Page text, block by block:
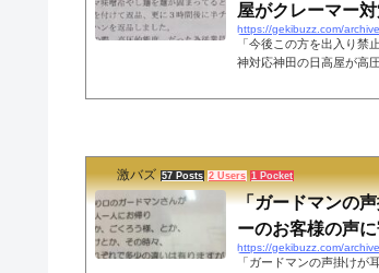
屋がクレーマー
https://gekibuzz.com/
「今後この方を出入り禁
神対応神田の日高屋が高
掲載して適切な対応だと
夜2時24分レシート発行
れた方、1時間後にゴマ味
激バズ 57 Posts 2 Users 1 Pocket
「ガードマンの
ーのお客様の声
https://gekibuzz.com/
「ガードマンの声掛けが